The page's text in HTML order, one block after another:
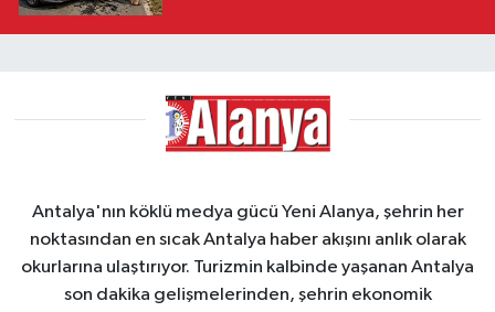
Antalya'nın köklü medya gücü Yeni Alanya, şehrin her
noktasından en sıcak Antalya haber akışını anlık olarak
okurlarına ulaştırıyor. Turizmin kalbinde yaşanan Antalya
son dakika gelişmelerinden, şehrin ekonomik